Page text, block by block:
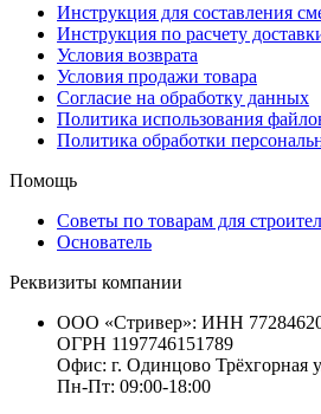
Инструкция для составления
Инструкция по расчету
Условия возврата
Условия продажи товара
Согласие на обработку данных
Политика использования
Политика обработки
Помощь
Советы по товарам для
Основатель
Реквизиты компании
ООО «Стривер»: ИНН
ОГРН 1197746151789
Офис: г. Одинцово Трёхгорная
Пн-Пт: 09:00-18:00